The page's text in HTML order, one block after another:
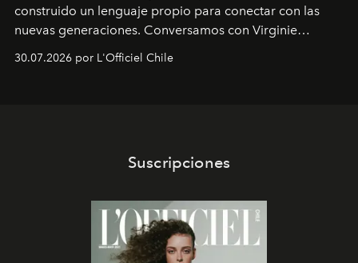
construido un lenguaje propio para conectar con las
nuevas generaciones. Conversamos con Virginie
Dubray, la responsable de marketing para
Latinoamérica, sobre identidad, cultura y el valor
30.07.2026 por L'Officiel Chile
Suscripciones